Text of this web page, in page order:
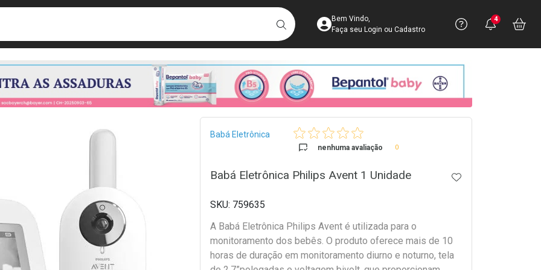
BUSCARAcesse sua Conta
Bem Vindo,
Faça seu Login ou Cadastro
Precisa
Ver Recursos
Você
4
Breadcrumb
Babá Eletrônica
nenhuma avaliação 0
Babá Eletrônica Philips Avent 1 Unidade ADICIONAR AOS
759635
A Babá Eletrônica Philips Avent é utilizada para o
monitoramento dos bebês. O produto oferece mais de 10
horas de duração em monitoramento diurno e noturno, tela